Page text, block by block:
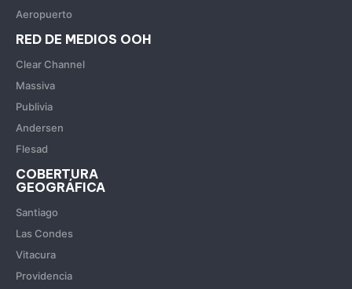
Aeropuerto
RED DE MEDIOS OOH
Clear Channel
Massiva
Publivia
Andersen
Flesad
COBERTURA
GEOGRÁFICA
Santiago
Las Condes
Vitacura
Providencia